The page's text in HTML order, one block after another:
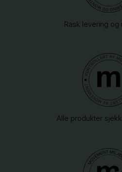
Rask levering og
Alle produkter